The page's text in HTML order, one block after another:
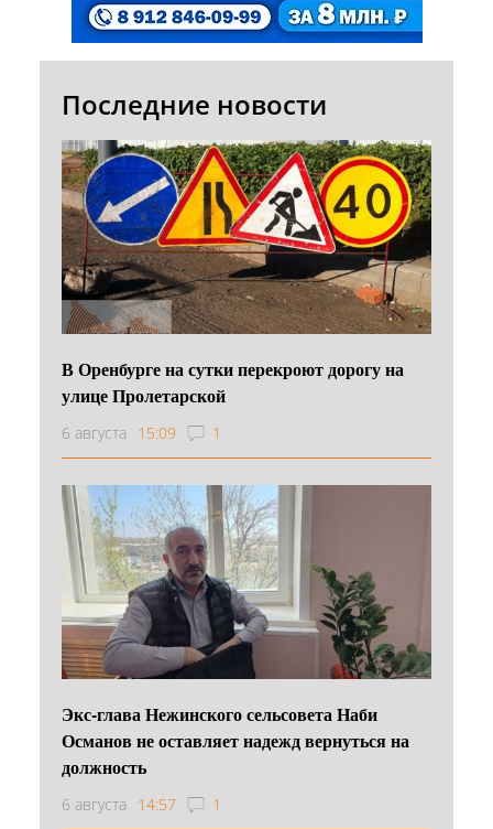
Последние новости
В Оренбурге на сутки перекроют дорогу на
улице Пролетарской
6 августа 15:09 1
Экс-глава Нежинского сельсовета Наби
Османов не оставляет надежд вернуться на
должность
6 августа 14:57 1